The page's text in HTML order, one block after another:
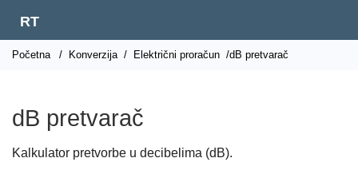
RT
Početna / Konverzija / Električni proračun /dB pretvarač
dB pretvarač
Kalkulator pretvorbe u decibelima (dB).